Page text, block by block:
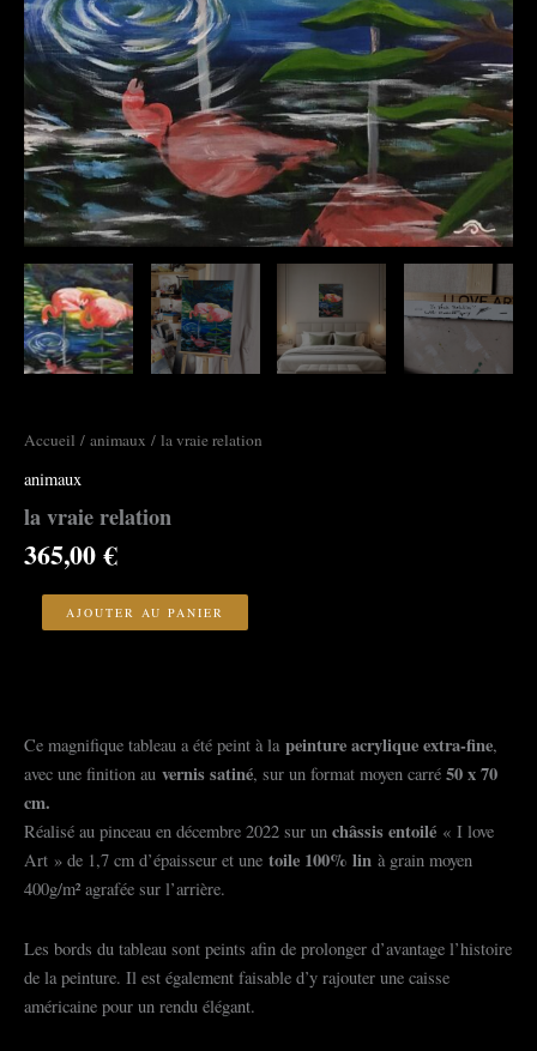
Accueil / animaux / la vraie relation
animaux
la vraie relation
365,00€
AJOUTER AU PANIER
Ce magnifique tableau a été peint à la peinture acrylique extra-fine,
avec une finition au vernis satiné, sur un format moyen carré 50 x 70
cm.
Réalisé au pinceau en décembre 2022 sur un châssis entoilé « I love
Art » de 1,7 cm d’épaisseur et une toile 100% lin à grain moyen
400g/m² agrafée sur l’arrière.
Les bords du tableau sont peints afin de prolonger d’avantage l’histoire
de la peinture. Il est également faisable d’y rajouter une caisse
américaine pour un rendu élégant.